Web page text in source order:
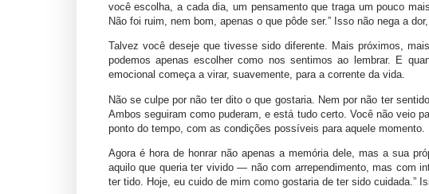
você escolha, a cada dia, um pensamento que traga um pouco
Não foi ruim, nem bom, apenas o que pôde ser.” Isso não nega a
Talvez você deseje que tivesse sido diferente. Mais próximos,
podemos apenas escolher como nos sentimos ao lembrar. E
emocional começa a virar, suavemente, para a corrente da vida.
Não se culpe por não ter dito o que gostaria. Nem por não ter
Ambos seguiram como puderam, e está tudo certo. Você não veio
ponto do tempo, com as condições possíveis para aquele momento.
Agora é hora de honrar não apenas a memória dele, mas a sua
aquilo que queria ter vivido — não com arrependimento, mas com
ter tido. Hoje, eu cuido de mim como gostaria de ter sido cuidada.”